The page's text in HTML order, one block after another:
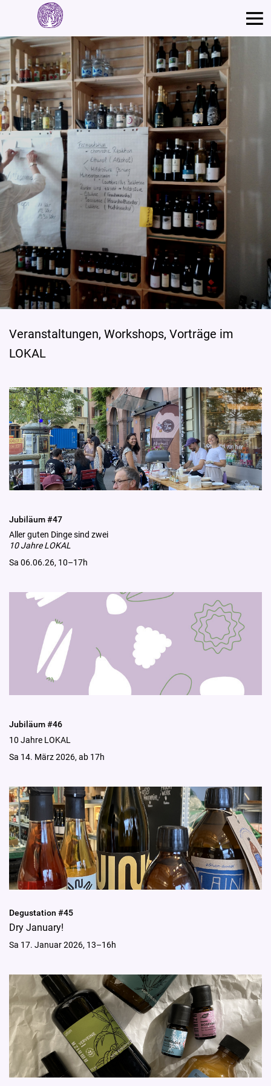
Veranstaltungen, Workshops, Vorträge im
LOKAL
Jubiläum #47
Aller guten Dinge sind zwei
10 Jahre LOKAL
Sa 06.06.26, 10–17h
Jubiläum #46
10 Jahre LOKAL
Sa 14. März 2026, ab 17h
Degustation #45
Dry January!
Sa 17. Januar 2026, 13–16h